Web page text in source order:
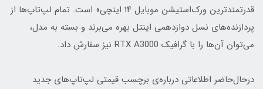
قدرتمندترین ورک‌استیشن موبایل ۱۴ اینچی» است. تمام لپ‌تاپ‌ها از
پردازنده‌های نسل دوازدهمی اینتل بهره می‌برند و بسته به مدل،
می‌توان آن‌ها را با گرافیک RTX A3000 نیز سفارش داد.
درحال‌حاضر اطلاعاتی درباره‌ی برچسب قیمتی لپ‌تاپ‌های جدید